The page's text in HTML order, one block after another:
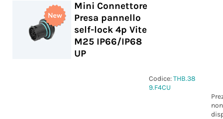
Mini Connettore
Presa pannello
self-lock 4p Vite
M25 IP66/IP68
UP
Codice:THB.38
9.F4CU
non